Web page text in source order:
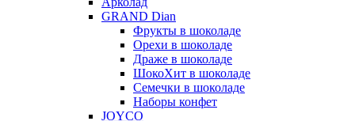
GRAND Dian
Фрукты в шоколаде
Орехи в шоколаде
Драже в шоколаде
ШокоХит в шоколаде
Семечки в шоколаде
Наборы конфет
JOYCO